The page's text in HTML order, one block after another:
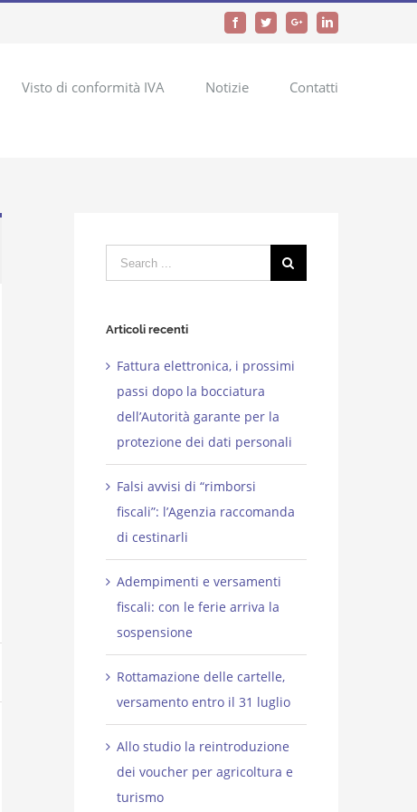
FacebookTwitterGoogle+LinkedIn
Visto di conformità IVA Notizie Contatti
Search
for:
Articoli recenti
Fattura elettronica, i prossimi
passi dopo la bocciatura
dell’Autorità garante per la
protezione dei dati personali
Falsi avvisi di “rimborsi
fiscali”: l’Agenzia raccomanda
di cestinarli
Adempimenti e versamenti
fiscali: con le ferie arriva la
sospensione
Rottamazione delle cartelle,
versamento entro il 31 luglio
Allo studio la reintroduzione
dei voucher per agricoltura e
turismo